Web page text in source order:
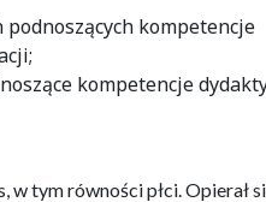
kompetencje
kompetencje
tym równości płci. Opierał